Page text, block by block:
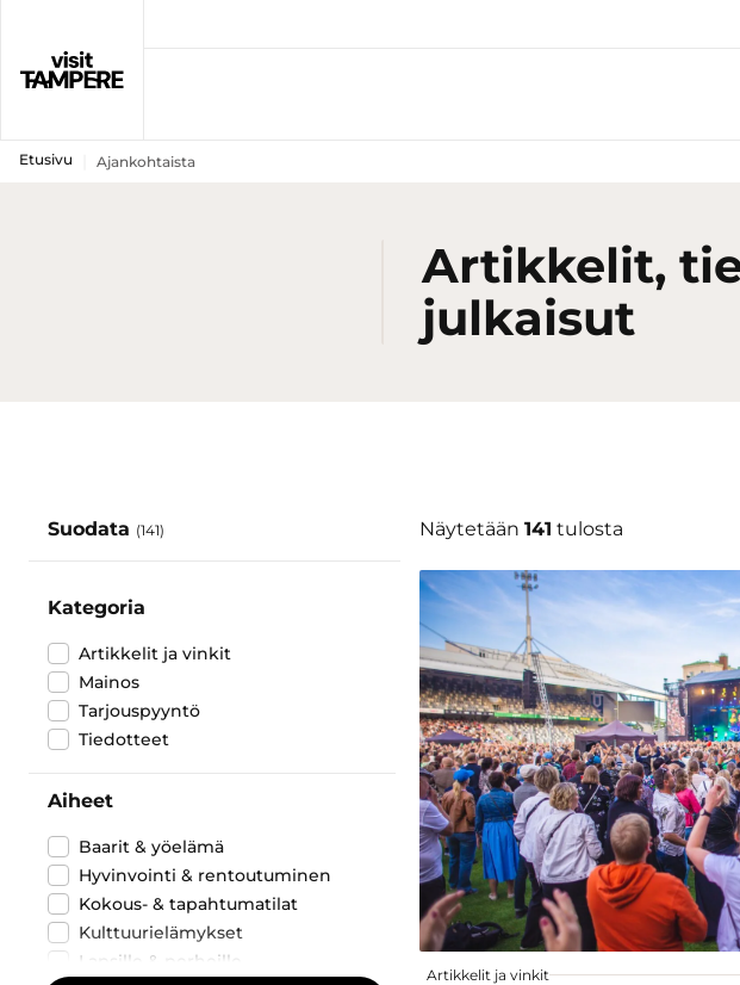
Etusivu Ajankohtaista
Artikkelit,
julkaisut
Suodata (141)
Kategoria
Artikkelit ja vinkit
Mainos
Tarjouspyyntö
Tiedotteet
Aiheet
Baarit & yöelämä
Hyvinvointi & rentoutuminen
Kokous- & tapahtumatilat
Kulttuurielämykset
Lapsille & perheille
Näytetään 141 tulosta
Artikkelit ja vinkit